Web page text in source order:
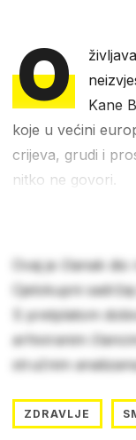
O
Kane
koje u većini
crijeva, grudi i
nitko ne govori.
Ovaj je članak
Cjelokupni
S pretplatom
arhiviranim
stručnim
ZDRAVLJE